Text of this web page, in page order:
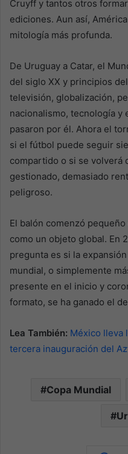
Cruyff y tantos otros
ediciones. Aun así,
mitología más profunda.
De Uruguay a Catar, el
del siglo XX y principios
televisión, globalización,
nacionalismo, tecnología y
pasaron por él. Ahora el
si el fútbol puede seguir
compartido o si se volverá
gestionado, demasiado
peligroso.
El balón comenzó
como un objeto global. En
pregunta es si la
mundial, o simplemente
presente en el inicio y
formato, se ha ganado el
Lea También: México lleva
tercera inauguración del
Copa Mundial